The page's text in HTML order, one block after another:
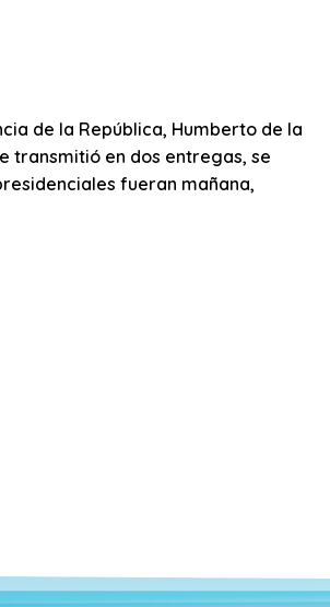
de la República, Humberto de la
transmitió en dos entregas, se
fueran mañana,